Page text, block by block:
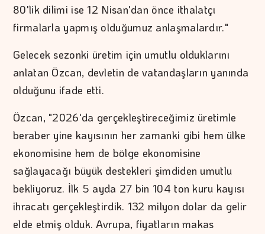
80'lik dilimi ise 12 Nisan'dan önce ithalatçı
firmalarla yapmış olduğumuz anlaşmalardır."
Gelecek sezonki üretim için umutlu olduklarını
anlatan Özcan, devletin de vatandaşların yanında
olduğunu ifade etti.
Özcan, "2026'da gerçekleştireceğimiz üretimle
beraber yine kayısının her zamanki gibi hem ülke
ekonomisine hem de bölge ekonomisine
sağlayacağı büyük destekleri şimdiden umutlu
bekliyoruz. İlk 5 ayda 27 bin 104 ton kuru kayısı
ihracatı gerçekleştirdik. 132 milyon dolar da gelir
elde etmiş olduk. Avrupa, fiyatların makas